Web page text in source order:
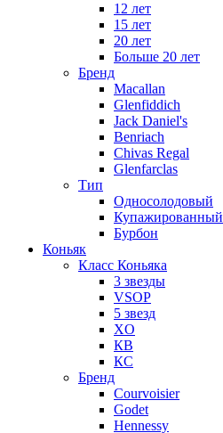
12 лет
15 лет
20 лет
Больше 20 лет
Бренд
Macallan
Glenfiddich
Jack Daniel's
Benriach
Chivas Regal
Glenfarclas
Тип
Односолодовый
Купажированный
Бурбон
Коньяк
Класс Коньяка
3 звезды
VSOP
5 звезд
XO
КВ
КС
Бренд
Courvoisier
Godet
Hennessy